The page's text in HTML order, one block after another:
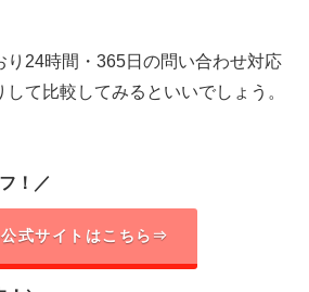
り24時間・365日の問い合わせ対応
て比較してみるといいでしょう。
！／
式サイトはこちら⇒